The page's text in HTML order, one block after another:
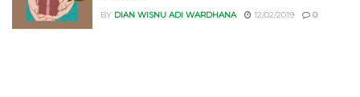
BY DIAN WISNU ADI WARDHANA 12/02/2019 0